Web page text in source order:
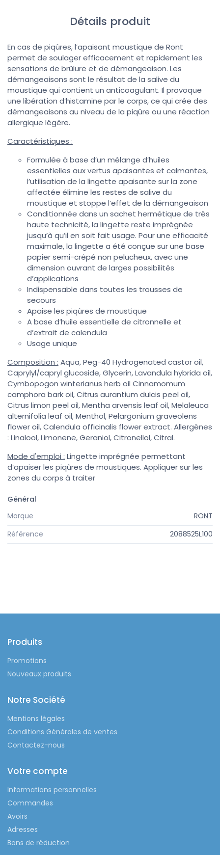
Détails produit
En cas de piqûres, l’apaisant moustique de Ront
permet de soulager efficacement et rapidement les
sensations de brûlure et de démangeaison. Les
démangeaisons sont le résultat de la salive du
moustique qui contient un anticoagulant. Il provoque
une libération d’histamine par le corps, ce qui crée des
démangeaisons au niveau de la piqûre ou une réaction
allergique légère.
Caractéristiques :
Formulée à base d’un mélange d’huiles
essentielles aux vertus apaisantes et calmantes,
l’utilisation de la lingette apaisante sur la zone
affectée élimine les restes de salive du
moustique et stoppe l’effet de la démangeaison
Conditionnée dans un sachet hermétique de très
haute technicité, la lingette reste imprégnée
jusqu’à qu’il en soit fait usage. Pour une efficacité
maximale, la lingette a été conçue sur une base
papier semi-crêpé non pelucheux, avec une
dimension ouvrant de larges possibilités
d’applications
Indispensable dans toutes les trousses de
secours
Apaise les piqûres de moustique
A base d’huile essentielle de citronnelle et
d’extrait de calendula
Usage unique
Composition : Aqua, Peg-40 Hydrogenated castor oil,
Caprylyl/capryl glucoside, Glycerin, Lavandula hybrida oil,
Cymbopogon winterianus herb oil Cinnamomum
camphora bark oil, Citrus aurantium dulcis peel oil,
Citrus limon peel oil, Mentha arvensis leaf oil, Melaleuca
alternifolia leaf oil, Menthol, Pelargonium graveolens
flower oil, Calendula officinalis flower extract. Allergènes
: Linalool, Limonene, Geraniol, Citronellol, Citral.
Mode d'emploi : Lingette imprégnée permettant
d’apaiser les piqûres de moustiques. Appliquer sur les
zones du corps à traiter
Général
Marque
RONT
Référence
2088525L100
Produits
Promotions
Nouveaux produits
Notre Société
Mentions légales
Conditions Générales de ventes
Contactez-nous
Votre compte
Informations personnelles
Commandes
Avoirs
Adresses
Bons de réduction